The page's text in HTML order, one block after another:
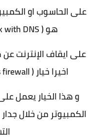
على الحاسوب او
هو ( Block with DNS ) و هذا يعمل
اخيرا خيار ( Block with Windows firewall )
و هذا الخيار يعمل
الكمبيوتر من خلال